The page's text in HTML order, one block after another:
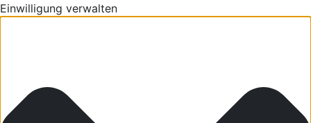
Einwilligung verwalten